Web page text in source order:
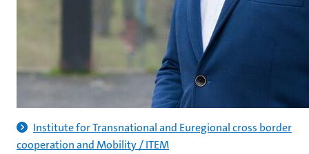
Institute for Transnational and Euregional cross border
cooperation and Mobility / ITEM